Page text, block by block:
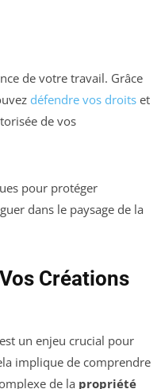
de votre travail. Grâce
défendre vos droits et
de vos
pour protéger
dans le paysage de la
Créations
un enjeu crucial pour
implique de comprendre
de la propriété